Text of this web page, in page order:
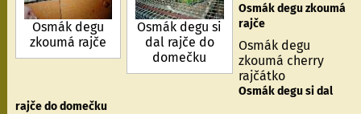
Osmák degu
zkoumá rajče
Osmák degu si
dal rajče do
domečku
Osmák degu zkoumá
rajče
Osmák degu
zkoumá cherry
rajčátko
Osmák degu si dal
rajče do domečku